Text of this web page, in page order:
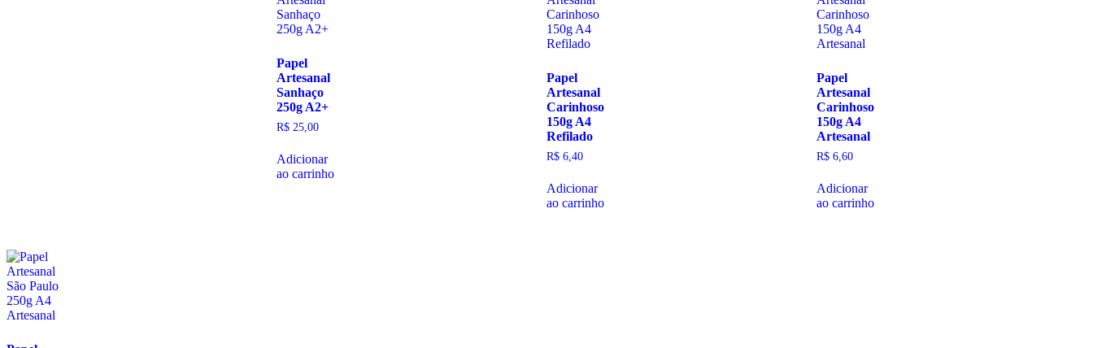
Papel
Artesanal
Sanhaço
250g A2+
R$ 25,00
Adicionar
ao carrinho
Papel
Artesanal
Carinhoso
150g A4
Refilado
R$ 6,40
Adicionar
ao carrinho
Papel
Artesanal
Carinhoso
150g A4
Artesanal
R$ 6,60
Adicionar
ao carrinho